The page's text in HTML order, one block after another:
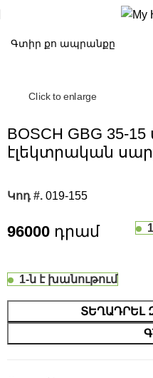
Click to enlarge
BOSCH GBG 35-
էլեկտրական
Կոդ #. 019-155
96000
1-ն է խանութում
ՏԵՂԱԴՐԵԼ